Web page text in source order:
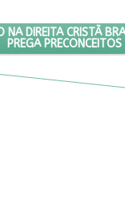
ANTIGÊNERO NA
NA DIREITA CRISTÃ
PREGA PRECONCEITOS